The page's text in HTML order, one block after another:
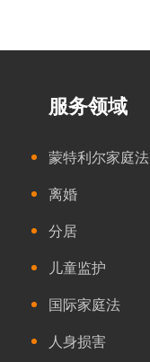
服务领域
蒙特利尔家庭法
离婚
分居
儿童监护
国际家庭法
人身损害